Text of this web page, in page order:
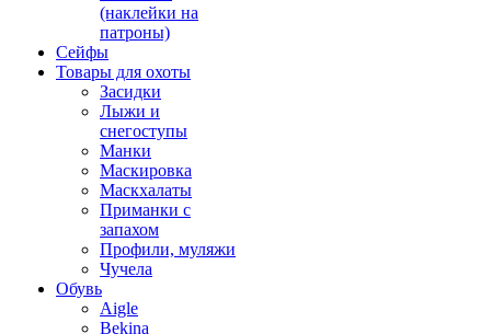
(наклейки на
патроны)
Сейфы
Товары для охоты
Засидки
Лыжи и
снегоступы
Манки
Маскировка
Маскхалаты
Приманки с
запахом
Профили, муляжи
Чучела
Обувь
Aigle
Bekina